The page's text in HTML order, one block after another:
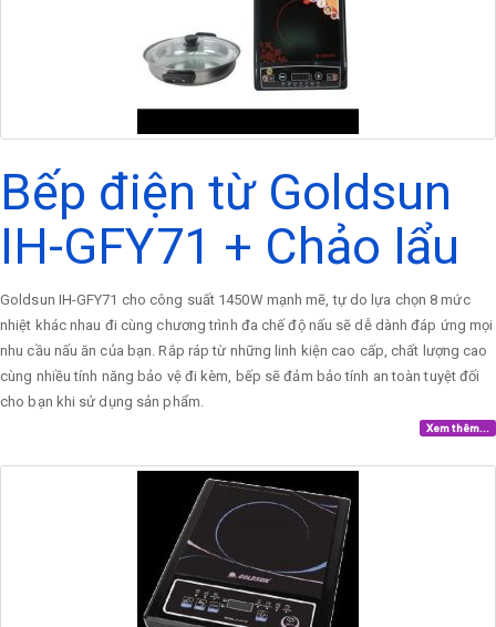
Bếp điện từ Goldsun
IH-GFY71 + Chảo lẩu
Goldsun IH-GFY71 cho công suất 1450W mạnh mẽ, tự do lựa chọn 8 mức
nhiệt khác nhau đi cùng chương trình đa chế độ nấu sẽ dễ dành đáp ứng mọi
nhu cầu nấu ăn của bạn. Rắp ráp từ những linh kiện cao cấp, chất lượng cao
cùng nhiều tính năng bảo vệ đi kèm, bếp sẽ đảm bảo tính an toàn tuyệt đối
cho bạn khi sử dụng sản phẩm.
Xem thêm...